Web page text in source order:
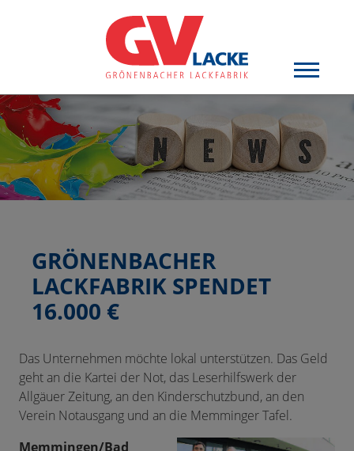
GRÖNENBACHER
LACKFABRIK SPENDET
16.000 €
Das Unternehmen möchte lokal unterstützen. Das Geld
geht an die Kartei der Not, das Leserhilfswerk der
Allgäuer Zeitung, an den Kinderschutzbund, an den
Verein Notausgang und an die Memminger Tafel.
Memmingen/Bad